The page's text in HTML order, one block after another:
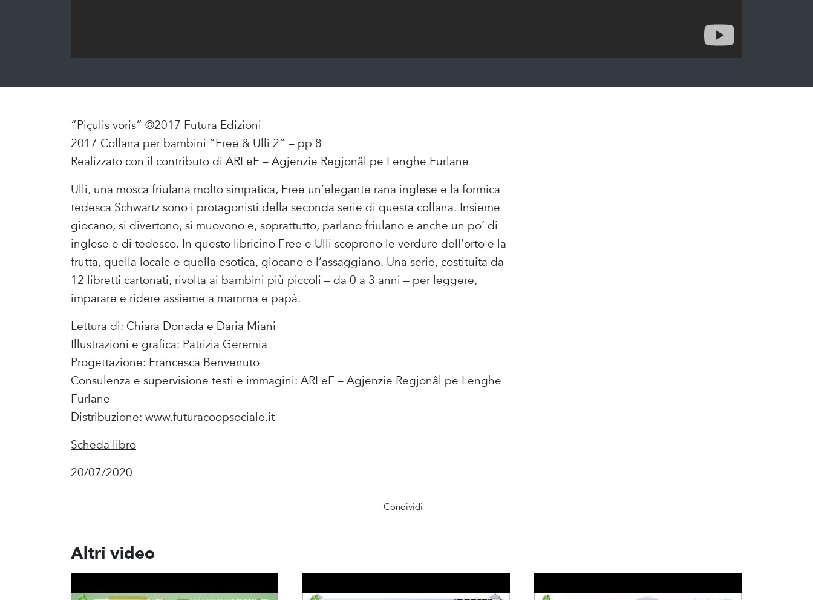
“Piçulis voris” ©2017 Futura Edizioni
2017 Collana per bambini “Free & Ulli 2” – pp 8
Realizzato con il contributo di ARLeF – Agjenzie Regjonâl pe Lenghe Furlane
Ulli, una mosca friulana molto simpatica, Free un’elegante rana inglese e la formica
tedesca Schwartz sono i protagonisti della seconda serie di questa collana. Insieme
giocano, si divertono, si muovono e, soprattutto, parlano friulano e anche un po’ di
inglese e di tedesco. In questo libricino Free e Ulli scoprono le verdure dell’orto e la
frutta, quella locale e quella esotica, giocano e l’assaggiano. Una serie, costituita da
12 libretti cartonati, rivolta ai bambini più piccoli – da 0 a 3 anni – per leggere,
imparare e ridere assieme a mamma e papà.
Lettura di: Chiara Donada e Daria Miani
Illustrazioni e grafica: Patrizia Geremia
Progettazione: Francesca Benvenuto
Consulenza e supervisione testi e immagini: ARLeF – Agjenzie Regjonâl pe Lenghe
Furlane
Distribuzione: www.futuracoopsociale.it
Scheda libro
20/07/2020
Condividi
Altri video